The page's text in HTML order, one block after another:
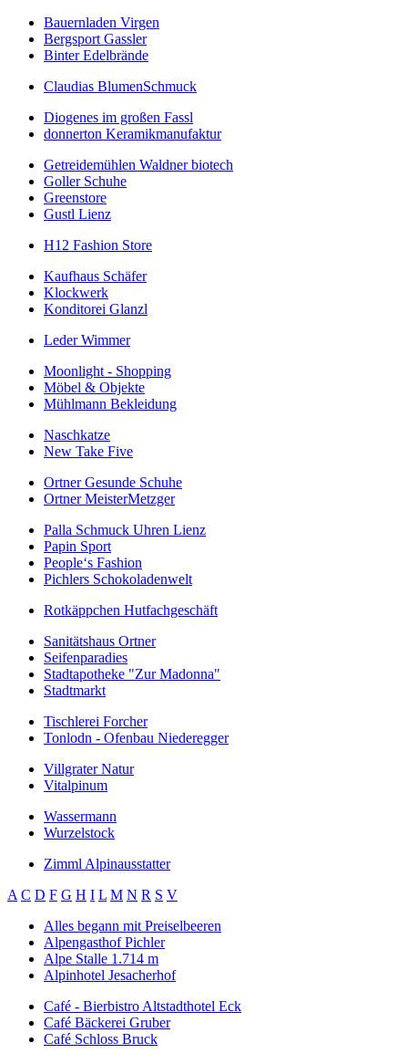
Bauernladen Virgen
Bergsport Gassler
Binter Edelbrände
Claudias BlumenSchmuck
Diogenes im großen Fassl
donnerton Keramikmanufaktur
Getreidemühlen Waldner biotech
Goller Schuhe
Greenstore
Gustl Lienz
H12 Fashion Store
Kaufhaus Schäfer
Klockwerk
Konditorei Glanzl
Leder Wimmer
Moonlight - Shopping
Möbel & Objekte
Mühlmann Bekleidung
Naschkatze
New Take Five
Ortner Gesunde Schuhe
Ortner MeisterMetzger
Palla Schmuck Uhren Lienz
Papin Sport
People‘s Fashion
Pichlers Schokoladenwelt
Rotkäppchen Hutfachgeschäft
Sanitätshaus Ortner
Seifenparadies
Stadtapotheke "Zur Madonna"
Stadtmarkt
Tischlerei Forcher
Tonlodn - Ofenbau Niederegger
Villgrater Natur
Vitalpinum
Wassermann
Wurzelstock
Zimml Alpinausstatter
A C D F G H I L M N R S V
Alles begann mit Preiselbeeren
Alpengasthof Pichler
Alpe Stalle 1.714 m
Alpinhotel Jesacherhof
Café - Bierbistro Altstadthotel Eck
Café Bäckerei Gruber
Café Schloss Bruck